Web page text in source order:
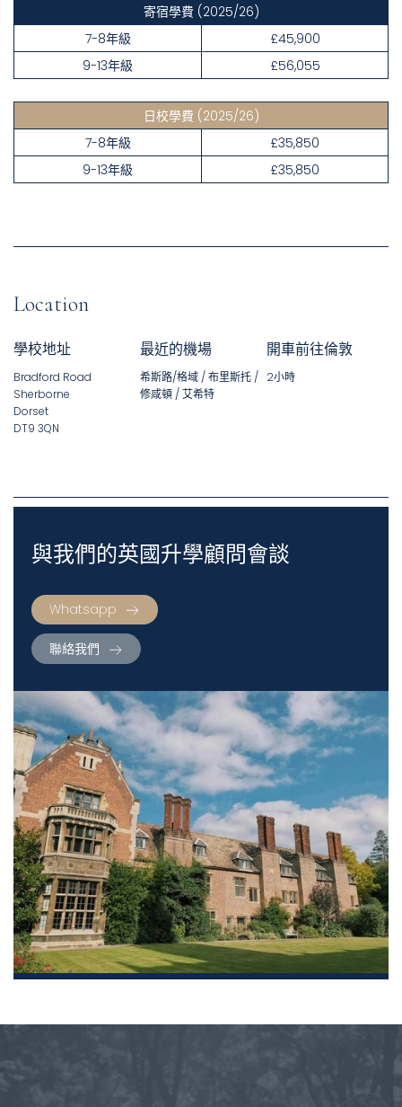
寄宿學費 (2025/26)
7-8年級
£45,900
9-13年級
£56,055
日校學費 (2025/26)
7-8年級
£35,850
9-13年級
£35,850
Location
學校地址
Bradford Road
Sherborne
Dorset
DT9 3QN
最近的機場
希斯路/格域​ / 布里斯托 /
修咸頓 / 艾希特
開車前往倫敦
2小時
與我們的英國升學顧問會談
Whatsapp
聯絡我們